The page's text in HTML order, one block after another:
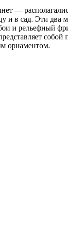
—
и в сад. Эти два
и рельефный
орнаментом.